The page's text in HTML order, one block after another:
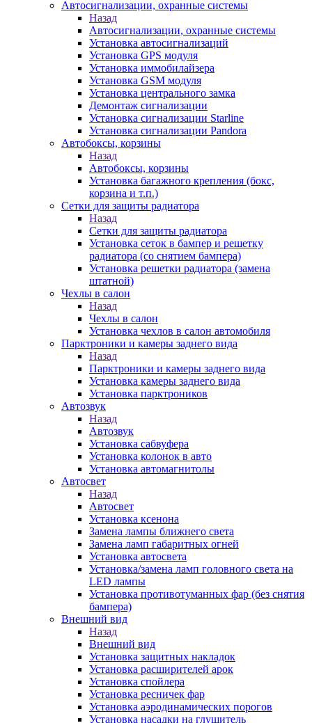
Автосигнализации, охранные системы
Назад
Автосигнализации, охранные системы
Установка автосигнализаций
Установка GPS модуля
Установка иммобилайзера
Установка GSM модуля
Установка центрального замка
Демонтаж сигнализации
Установка сигнализации Starline
Установка сигнализации Pandora
Автобоксы, корзины
Назад
Автобоксы, корзины
Установка багажного крепления (бокс,
корзина и т.п.)
Сетки для защиты радиатора
Назад
Сетки для защиты радиатора
Установка сеток в бампер и решетку
радиатора (со снятием бампера)
Установка решетки радиатора (замена
штатной)
Чехлы в салон
Назад
Чехлы в салон
Установка чехлов в салон автомобиля
Парктроники и камеры заднего вида
Назад
Парктроники и камеры заднего вида
Установка камеры заднего вида
Установка парктроников
Автозвук
Назад
Автозвук
Установка сабвуфера
Установка колонок в авто
Установка автомагнитолы
Автосвет
Назад
Автосвет
Установка ксенона
Замена лампы ближнего света
Замена ламп габаритных огней
Установка автосвета
Установка/замена ламп головного света на
LED лампы
Установка противотуманных фар (без снятия
бампера)
Внешний вид
Назад
Внешний вид
Установка защитных накладок
Установка расширителей арок
Установка спойлера
Установка ресничек фар
Установка аэродинамических порогов
Установка насадки на глушитель